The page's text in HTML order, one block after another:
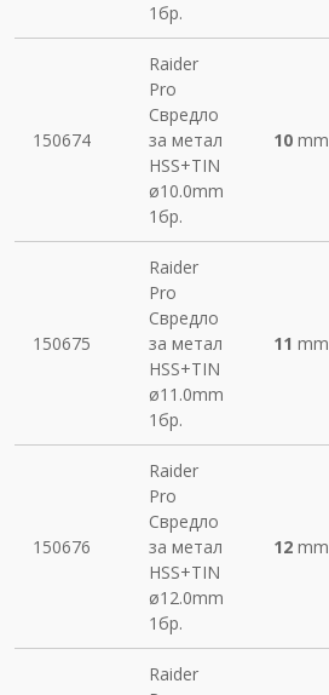
1бр.
150674
Raider
Pro
Свредло
за метал
HSS+TIN
ø10.0mm
1бр.
10mm
150675
Raider
Pro
Свредло
за метал
HSS+TIN
ø11.0mm
1бр.
11 mm
150676
Raider
Pro
Свредло
за метал
HSS+TIN
ø12.0mm
1бр.
12mm
Raider